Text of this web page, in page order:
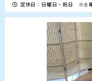
定休日：日曜日・祝日 ※土